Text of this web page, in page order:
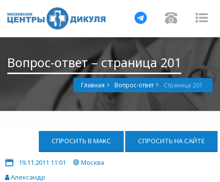
Навигация
Вопрос-ответ – страница 201
Главная Вопрос-ответ Страница 201
СПРОСИТЬ В МАКС СПРОСИТЬ НА САЙТЕ
19.11.2011 11:01
Москва
Александр